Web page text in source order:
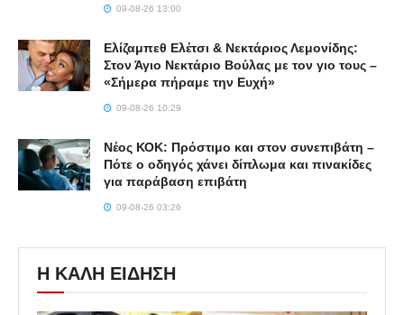
09-08-26 13:00
Ελίζαμπεθ Ελέτσι & Νεκτάριος Λεμονίδης:
Στον Άγιο Νεκτάριο Βούλας με τον γιο τους –
«Σήμερα πήραμε την Ευχή»
09-08-26 10:29
Νέος ΚΟΚ: Πρόστιμο και στον συνεπιβάτη –
Πότε ο οδηγός χάνει δίπλωμα και πινακίδες
για παράβαση επιβάτη
09-08-26 03:26
Η ΚΑΛΗ ΕΙΔΗΣΗ